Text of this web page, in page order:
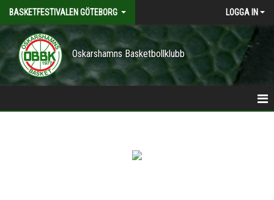
BASKETFESTIVALEN GÖTEBORG LOGGA IN
Oskarshamns Basketbollklubb